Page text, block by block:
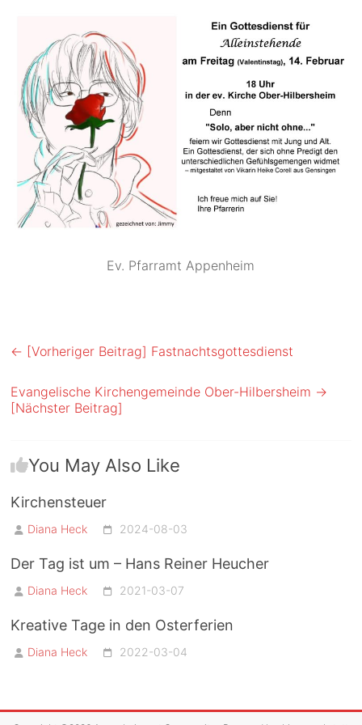
Ev. Pfarramt Appenheim
← [Vorheriger Beitrag] Fastnachtsgottesdienst
Evangelische Kirchengemeinde Ober-Hilbersheim →
[Nächster Beitrag]
You May Also Like
Kirchensteuer
Diana Heck 2024-08-03
Der Tag ist um – Hans Reiner Heucher
Diana Heck 2021-03-07
Kreative Tage in den Osterferien
Diana Heck 2022-03-04